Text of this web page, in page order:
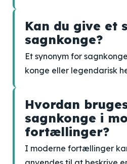
Kan du give et
sagnkonge?
Et synonym for
konge eller legendarisk
Hvordan
sagnkonge i
fortællinger?
I moderne fortællinger